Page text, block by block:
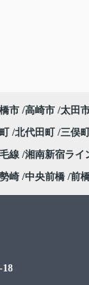
市 高崎市 太田
北代田町 三俣町
線 湘南新宿ライ
崎 中央前橋 前
18